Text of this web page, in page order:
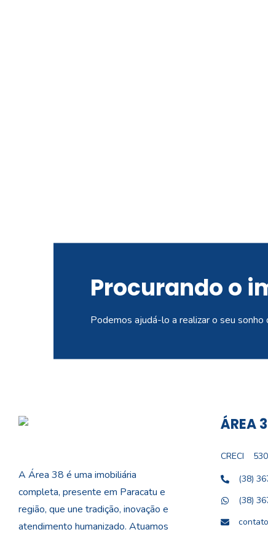
Procurando o
Podemos ajudá-lo a realizar o seu sonho
A Área 38 é uma imobiliária
completa, presente em Paracatu e
região, que une tradição, inovação e
atendimento humanizado. Atuamos
ÁREA
CRECI
(38)
(38)